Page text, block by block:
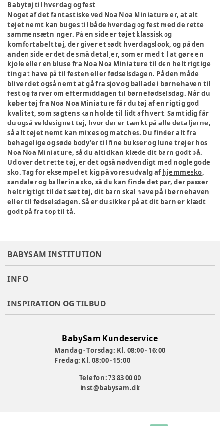
Babytøj til hverdag og fest
Noget af det fantastiske ved Noa Noa Miniature er, at alt
tøjet nemt kan buges til både hverdag og fest med de rette
sammensætninger. På en side er tøjet klassisk og
komfortabelt tøj, der giver et sødt hverdagslook, og på den
anden side er det de små detaljer, som er med til at gøre en
kjole eller en bluse fra Noa Noa Miniature til den helt rigtige
ting at have på til festen eller fødselsdagen. På den måde
bliver det også nemt at gå fra sjov og ballade i børnehaven til
fest og farver om eftermiddagen til børnefødselsdag. Når du
køber tøj fra Noa Noa Miniature får du tøj af en rigtig god
kvalitet, som sagtens kan holde til lidt af hvert. Samtidig får
du også veldesignet tøj, hvor der er tænkt på alle detaljerne,
så alt tøjet nemt kan mixes og matches. Du finder alt fra
behagelige og søde body’er til fine bukser og lune trøjer hos
Noa Noa Miniature, så du altid kan klæde dit barn godt på.
Ud over det rette tøj, er det også nødvendigt med nogle gode
sko. Tag for eksempel et kig på vores udvalg af hjemmesko,
sandalerog ballerina sko, så du kan finde det par, der passer
helt rigtigt til det sæt tøj, dit barn skal have på i børnehaven
eller til fødselsdagen. Så er du sikker på at dit barn er klædt
godt på fra top til tå.
BABYSAM INSTITUTION
INFO
INSPIRATION OG TILBUD
BabySam Kundeservice
Mandag - Torsdag: Kl. 08:00 - 16:00
Fredag: Kl. 08:00 - 15:00
Telefon: 73 83 00 00
inst@babysam.dk